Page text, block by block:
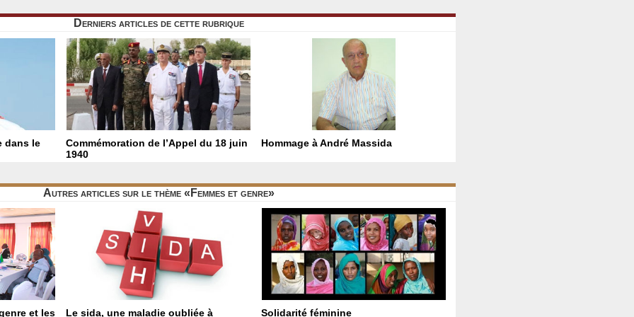
Derniers articles de cette rubrique
dans le
Commémoration de l’Appel du 18 juin
1940
Hommage à André Massida
Autres articles sur le thème «Femmes et genre»
et les Le sida, une maladie oubliée à Solidarité féminine